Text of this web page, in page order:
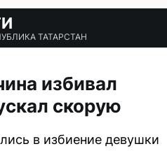
ТАТАРСТАН
избивал
скорую
в избиение девушки